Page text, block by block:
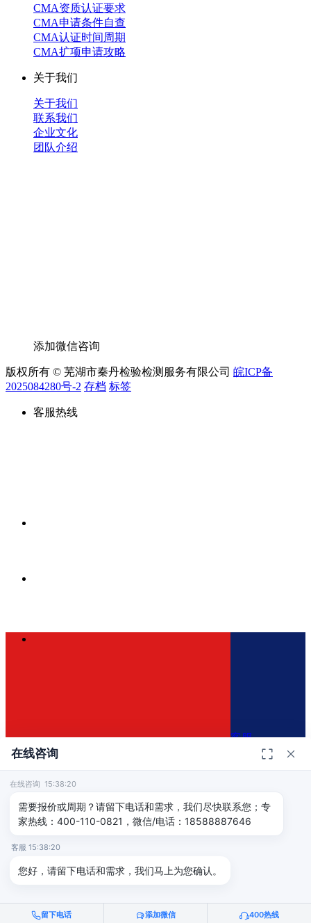
CMA资质认证要求
CMA申请条件自查
CMA认证时间周期
CMA扩项申请攻略
关于我们
关于我们
联系我们
企业文化
团队介绍
添加微信咨询
版权所有 © 芜湖市秦丹检验检测服务有限公司 皖ICP备
2025084280号-2 存档 标签
客服热线
400-110-0821
客服
免费咨询方案
在线咨询
在线咨询 15:38:20
需要报价或周期？请留下电话和需求，我们尽快联系您；专
家热线：400-110-0821，微信/电话：18588887646
客服 15:38:20
您好，请留下电话和需求，我们马上为您确认。
留下电话 添加微信 400热线